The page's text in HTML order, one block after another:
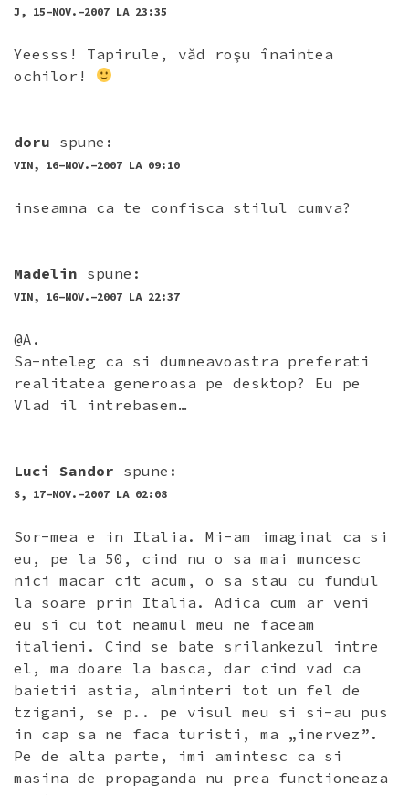
J, 15-NOV.-2007 LA 23:35
Yeesss! Tapirule, văd roşu înaintea
ochilor!
doru spune:
VIN, 16-NOV.-2007 LA 09:10
inseamna ca te confisca stilul cumva?
Madelin spune:
VIN, 16-NOV.-2007 LA 22:37
@A.
Sa-nteleg ca si dumneavoastra preferati
realitatea generoasa pe desktop? Eu pe
Vlad il intrebasem…
Luci Sandor spune:
S, 17-NOV.-2007 LA 02:08
Sor-mea e in Italia. Mi-am imaginat ca si
eu, pe la 50, cind nu o sa mai muncesc
nici macar cit acum, o sa stau cu fundul
la soare prin Italia. Adica cum ar veni
eu si cu tot neamul meu ne faceam
italieni. Cind se bate srilankezul intre
el, ma doare la basca, dar cind vad ca
baietii astia, alminteri tot un fel de
tzigani, se p.. pe visul meu si si-au pus
in cap sa ne faca turisti, ma „inervez”.
Pe de alta parte, imi amintesc ca si
masina de propaganda nu prea functioneaza